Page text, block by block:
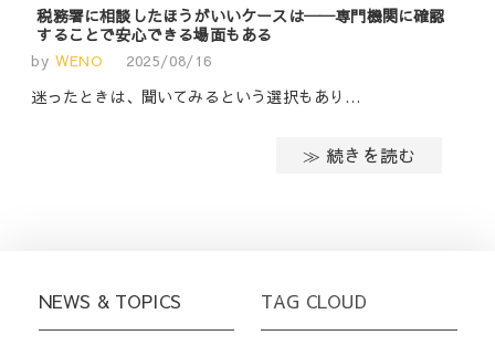
税務署に相談したほうがいいケースは──専門機関に確認
することで安心できる場面もある
by WENO 2025/08/16
迷ったときは、聞いてみるという選択もあり…
≫ 続きを読む
NEWS & TOPICS TAG CLOUD